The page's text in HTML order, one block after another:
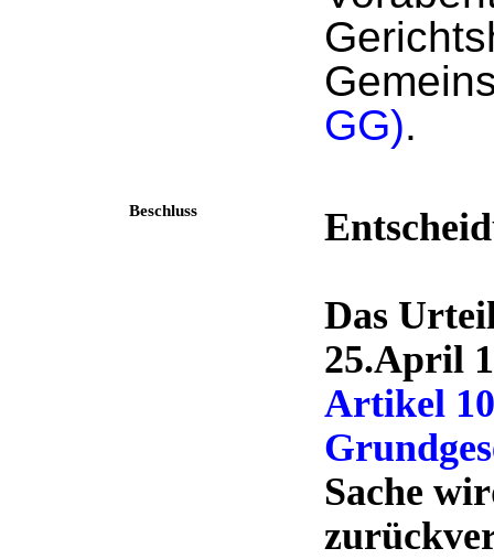
GG).
Beschluss
Das
25.April
Artikel
Sache